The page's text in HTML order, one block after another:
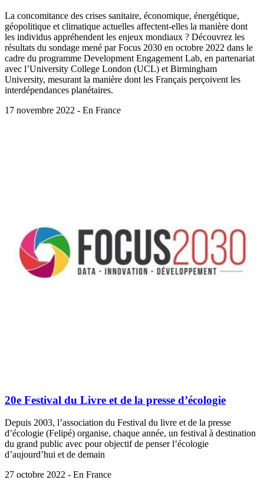
La concomitance des crises sanitaire, économique, énergétique,
géopolitique et climatique actuelles affectent-elles la manière dont
les individus appréhendent les enjeux mondiaux ? Découvrez les
résultats du sondage mené par Focus 2030 en octobre 2022 dans le
cadre du programme Development Engagement Lab, en partenariat
avec l’University College London (UCL) et Birmingham
University, mesurant la manière dont les Français perçoivent les
interdépendances planétaires.
17 novembre 2022 - En France
20e Festival du Livre et de la presse d’écologie
Depuis 2003, l’association du Festival du livre et de la presse
d’écologie (Felipé) organise, chaque année, un festival à destination
du grand public avec pour objectif de penser l’écologie
d’aujourd’hui et de demain
27 octobre 2022 - En France